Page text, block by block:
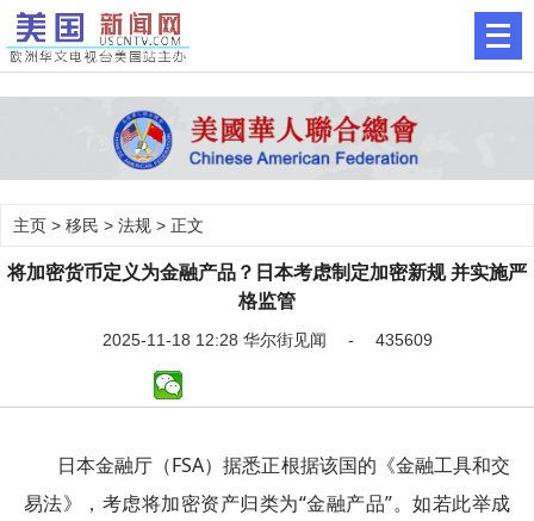
主页 > 移民 > 法规 > 正文
将加密货币定义为金融产品？日本考虑制定加密新规 并实施严
格监管
2025-11-18 12:28 华尔街见闻 - 435609
日本金融厅（FSA）据悉正根据该国的《金融工具和交
易法》，考虑将加密资产归类为“金融产品”。如若此举成